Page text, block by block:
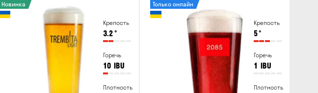
Крепость
3.2°
Горечь
10 IBU
Плотность
Новинка
Крепость
5°
Горечь
1 IBU
Плотность
Только онлайн